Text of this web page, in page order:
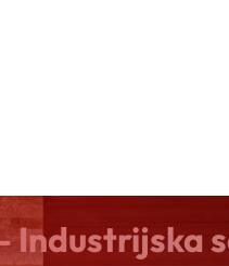
Industrijska